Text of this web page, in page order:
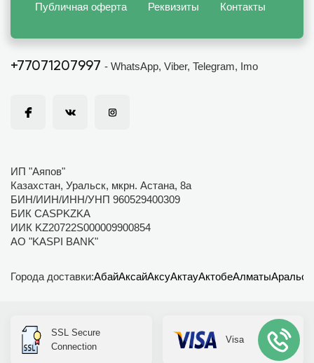
Публичная оферта Реквизиты Контакты
+77071207997 - WhatsApp, Viber, Telegram, Imo
ИП "Аяпов"
Казахстан, Уральск, мкрн. Астана, 8а
БИН/ИИН/ИНН/УНП 960529400309
БИК CASPKZKA
ИИК KZ20722S000009900854
АО "KASPI BANK"
Города доставки:АбайАксайАксуАктауАктобеАлматыАральск
SSL Secure
Connection
Visa